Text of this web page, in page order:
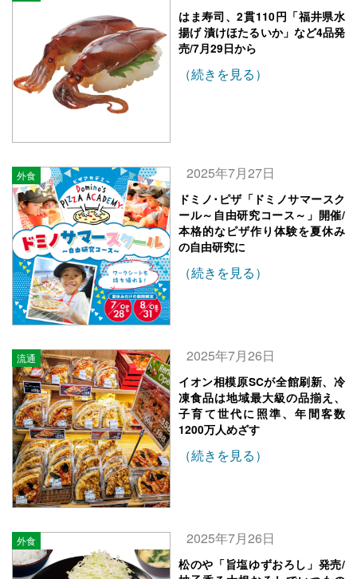
はま寿司、2貫110円「福井県水
揚げ 漬けほたるいか」など4品発
売/7月29日から
（続きを見る）
外食 2025年7月27日
ドミノ･ピザ「ドミノサマースク
ール～自由研究コース～」開催/
本格的なピザ作り体験を夏休み
の自由研究に
（続きを見る）
流通 2025年7月26日
イオン相模原SCが全館刷新、冷
凍食品は地域最大級の品揃え、
子育て世代に照準、年間客数
1200万人めざす
（続きを見る）
外食 2025年7月26日
松のや「旨塩ゆずおろし」発売/